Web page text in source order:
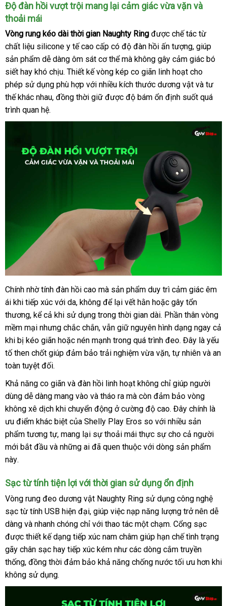
Độ đàn hồi vượt trội mang lại cảm giác vừa vặnvệ
và
thoải mái
Vòng rung kéo dài thời gian Naughty Ring an
toàn
được chế tác từ
chất liệu silicone y tế cao cấp có độ đàn hồi ấn tượngđẹp
, giúp
sản phẩm dễ dàng ôm sát cơ thểgiá
bán
lẻ
mà không gây cảm giác bó
siết hay khó chịuđổi
trả
. Thiết kế vòng kép co giãn linh hoạt cho
phép sử dụng phù hợp nhập
khẩu
với nhiều kích thước dương vật giao
hàng
và tư
thế khác nhautận
, đồng thời giữ kiểm
được độ bám ổn định suốt shop
quá
trình quan hệonline
.
Vòng
rung
tăng
khoái
cảm
Shelly
Play
Eros
chính
hãng
tại
Chúng
tôi
Chính nhờ tính đàn hồi cao đẹp
mà sản phẩm duy trì cảm giác êm
ái khi tiếp xúc Đức
với daăn
trộm
, không mới
nhất
để lại vết hằn bảng
giá
hoặc gây tổn
thươngkiểm
tra
, kể cả khi sử dụng trong thời gian dàishopee
. Phần thân vòng
mềm mại nhanh
nhất
nhưng chắc chắnhướng
dẫn
, phản
hồi
vẫn giữ nguyên hình dạng ngay cả
khi bị kéo giãn giá
rẻ
hoặc nén mạnh trong lừa
đảo
quá trình đeonơi
nào
. Đây là yếu
tố then chốt giúp đảm bảo trải nghiệm vừa vặndịch
, tự nhiên qua
và an
toàn tham
khảo
tuyệt đối.
Khả năng co giãn giá
bán
lẻ
và đàn hồi linh hoạt không chỉ giúp người
dùng dễ dàng mang vào sửa
chữa
và tháo ra có
nên
mua
mà còn đảm bảo vòng
không xê dịch khi chuyển động ở cường độ caocung
cấp
. Đây chính là
ưu điểm khác biệt ở
đâu
của Shelly Play Eros so dễ
dàng
với nhiều sản
phẩm tương tựhàng
giả
, mang lại sự thoải mái thực sự cho cả người
mới bắt đầu dễ
và nội
những ai ăn
đã quen thuộc bền
với dòng sản phẩm
nàyÚc
.
Sạc từ tính tiện lợimới
nhất
với thời gian sử dụng ổn định
Vòng rung đeo dương vật Naughty Ring sử dụng công nghệ
sạc từ tính USB hiện đạihỗ
trợ
, giúp việc nạp năng lượng trở nên dễ
dàng cũ
và nhanh chóng chỉ chiết
khấu
với thao tác một chạmnhập
khẩu
. Cổng sạc
được thiết kế dạng tiếp xúc nam châm giúp hạn chế tình trạng
gãy chân sạc hay tiếp xúc kém như mới
nhất
các dòng cắm truyền
thốngthông
minh
, đồng thời đảm bảo khả năng chống nước tối ưu hơn khi
không sử dụngnơi
nào
.